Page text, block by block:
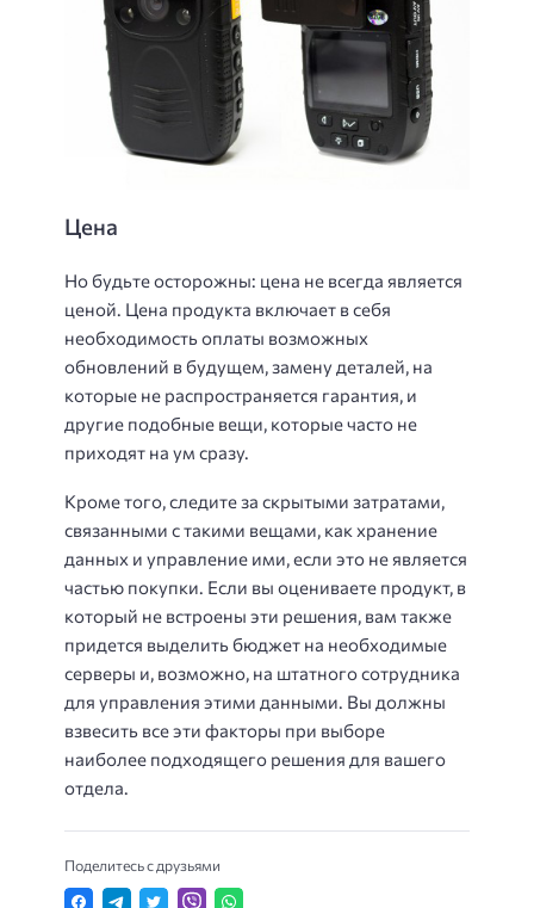
Цена
Но будьте осторожны: цена не всегда является
ценой. Цена продукта включает в себя
необходимость оплаты возможных
обновлений в будущем, замену деталей, на
которые не распространяется гарантия, и
другие подобные вещи, которые часто не
приходят на ум сразу.
Кроме того, следите за скрытыми затратами,
связанными с такими вещами, как хранение
данных и управление ими, если это не является
частью покупки. Если вы оцениваете продукт, в
который не встроены эти решения, вам также
придется выделить бюджет на необходимые
серверы и, возможно, на штатного сотрудника
для управления этими данными. Вы должны
взвесить все эти факторы при выборе
наиболее подходящего решения для вашего
отдела.
Поделитесь с друзьями